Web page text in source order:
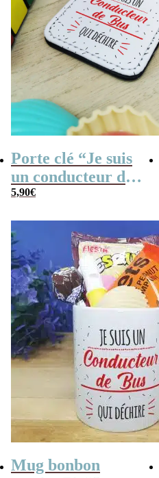
Porte clé “Je suis
un conducteur de
bus qui déchire”
5,90€
Mug bonbon